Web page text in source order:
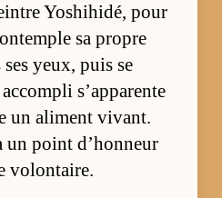
Yo­shi­hi­dé, pour
sa propre
yeux, puis se
s’ap­pa­rente
un ali­ment vi­vant.
un point d’hon­neur
vo­lon­taire.